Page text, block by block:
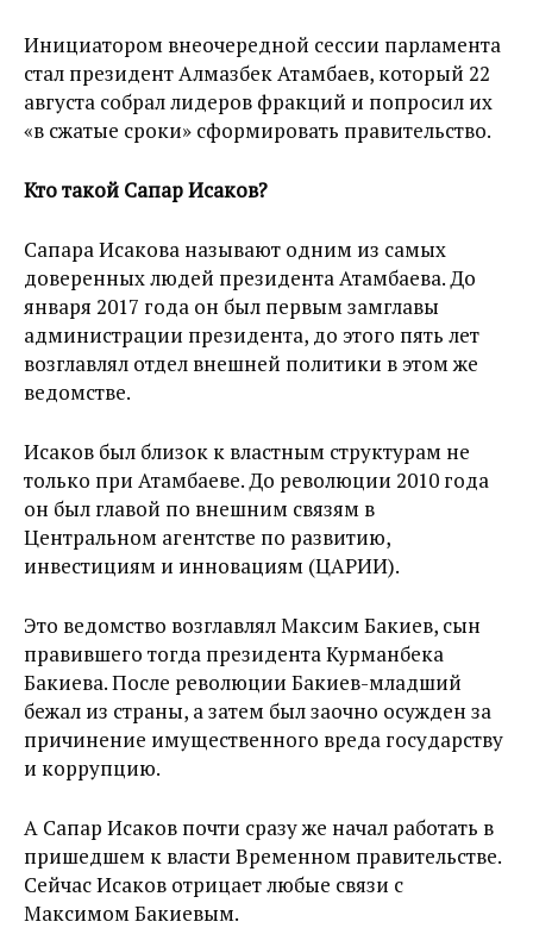
Инициатором внеочередной сессии парламента
стал президент Алмазбек Атамбаев, который 22
августа собрал лидеров фракций и попросил их
«в сжатые сроки» сформировать правительство.
Кто такой Сапар Исаков?
Сапара Исакова называют одним из самых
доверенных людей президента Атамбаева. До
января 2017 года он был первым замглавы
администрации президента, до этого пять лет
возглавлял отдел внешней политики в этом же
ведомстве.
Исаков был близок к властным структурам не
только при Атамбаеве. До революции 2010 года
он был главой по внешним связям в
Центральном агентстве по развитию,
инвестициям и инновациям (ЦАРИИ).
Это ведомство возглавлял Максим Бакиев, сын
правившего тогда президента Курманбека
Бакиева. После революции Бакиев-младший
бежал из страны, а затем был заочно осужден за
причинение имущественного вреда государству
и коррупцию.
А Сапар Исаков почти сразу же начал работать в
пришедшем к власти Временном правительстве.
Сейчас Исаков отрицает любые связи с
Максимом Бакиевым.